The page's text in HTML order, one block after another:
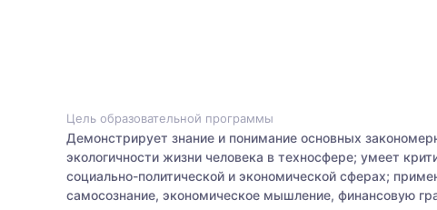
Цель образовательной программы
Демонстрирует знание и понимание основных
экологичности жизни человека в техносфере; умеет
социально-политической и экономической сферах;
самосознание, экономическое мышление, финансовую